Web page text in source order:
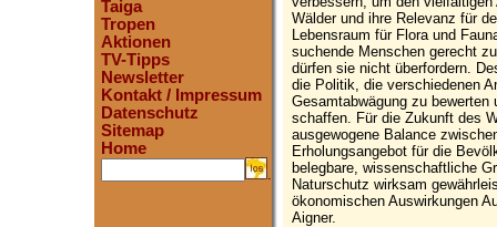
Taiga
Tropen
Aktionen
TV-Tipps
Newsletter
Kontakt / Impressum
Datenschutz
Sitemap
Home
.
Wälder und ihre Relevanz für
Lebensraum für Flora und
suchende Menschen gerecht
dürfen sie nicht überfordern.
die Politik, die verschiedenen
Gesamtabwägung zu bewerten
schaffen. Für die Zukunft des
ausgewogene Balance
Erholungsangebot für die
belegbare, wissenschaftliche
Naturschutz wirksam
ökonomischen Auswirkungen
Aigner.